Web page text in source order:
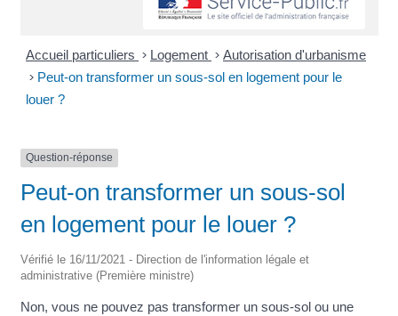
Accueil particuliers > Logement > Autorisation d'urbanisme
> Peut-on transformer un sous-sol en logement pour le
louer ?
Question-réponse
Peut-on transformer un sous-sol
en logement pour le louer ?
Vérifié le 16/11/2021 - Direction de l'information légale et
administrative (Première ministre)
Non, vous ne pouvez pas transformer un sous-sol ou une